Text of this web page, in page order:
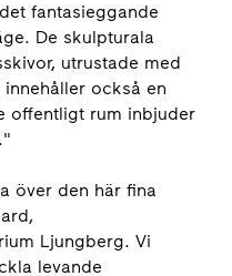
fantasieggande
De skulpturala
utrustade med
också en
offentligt rum inbjuder
över den här fina
Ljungberg. Vi
levande